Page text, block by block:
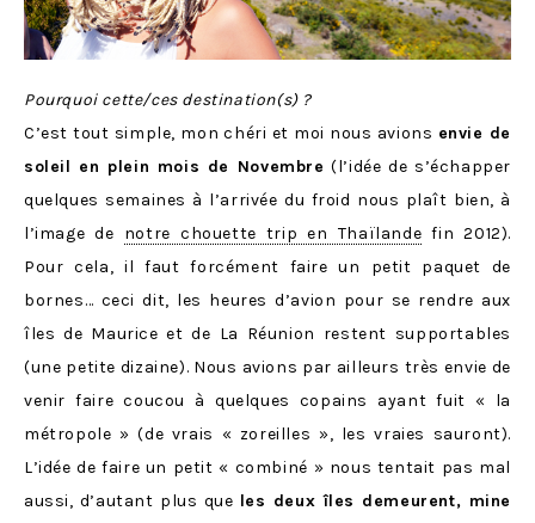
Pourquoi cette/ces destination(s) ?
C’est tout simple, mon chéri et moi nous avions envie de
soleil en plein mois de Novembre (l’idée de s’échapper
quelques semaines à l’arrivée du froid nous plaît bien, à
l’image de notre chouette trip en Thaïlande fin 2012).
Pour cela, il faut forcément faire un petit paquet de
bornes… ceci dit, les heures d’avion pour se rendre aux
îles de Maurice et de La Réunion restent supportables
(une petite dizaine). Nous avions par ailleurs très envie de
venir faire coucou à quelques copains ayant fuit « la
métropole » (de vrais « zoreilles », les vraies sauront).
L’idée de faire un petit « combiné » nous tentait pas mal
aussi, d’autant plus que les deux îles demeurent, mine